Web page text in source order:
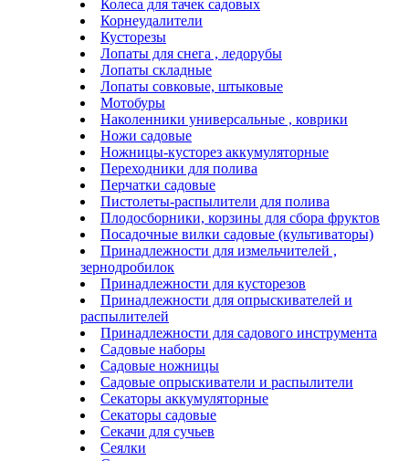
Колеса для тачек садовых
Корнеудалители
Кусторезы
Лопаты для снега , ледорубы
Лопаты складные
Лопаты совковые, штыковые
Мотобуры
Наколенники универсальные , коврики
Ножи садовые
Ножницы-кусторез аккумуляторные
Переходники для полива
Перчатки садовые
Пистолеты-распылители для полива
Плодосборники, корзины для сбора фруктов
Посадочные вилки садовые (культиваторы)
Принадлежности для измельчителей ,
зернодробилок
Принадлежности для кусторезов
Принадлежности для опрыскивателей и
распылителей
Принадлежности для садового инструмента
Садовые наборы
Садовые ножницы
Садовые опрыскиватели и распылители
Секаторы аккумуляторные
Секаторы садовые
Секачи для сучьев
Сеялки